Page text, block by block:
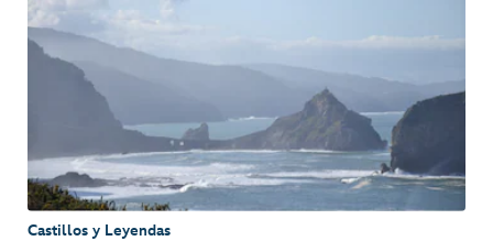
Castillos y Leyendas